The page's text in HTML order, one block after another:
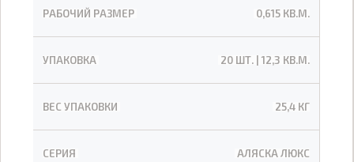
РАБОЧИЙ РАЗМЕР 0,615 КВ.М.
УПАКОВКА 20 ШТ. | 12,3 КВ.М.
ВЕС УПАКОВКИ 25,4 КГ
СЕРИЯ АЛЯСКА ЛЮКС